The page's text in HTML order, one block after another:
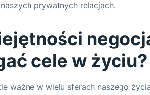
prywatnych relacjach.
cele w życiu?
ważne w wielu sferach naszego